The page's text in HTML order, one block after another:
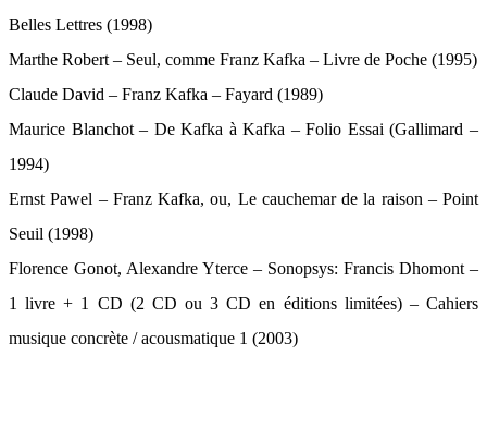
Belles Lettres (1998)
Marthe Robert – Seul, comme Franz Kafka – Livre de Poche (1995)
Claude David – Franz Kafka – Fayard (1989)
Maurice Blanchot – De Kafka à Kafka – Folio Essai (Gallimard –
1994)
Ernst Pawel – Franz Kafka, ou, Le cauchemar de la raison – Point
Seuil (1998)
Florence Gonot, Alexandre Yterce – Sonopsys: Francis Dhomont –
1 livre + 1 CD (2 CD ou 3 CD en éditions limitées) – Cahiers
musique concrète / acousmatique 1 (2003)